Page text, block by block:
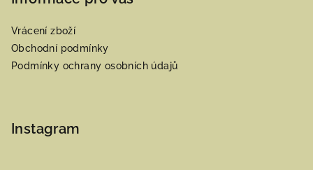
Vrácení zboží
Obchodní podmínky
Podmínky ochrany osobních údajů
Instagram